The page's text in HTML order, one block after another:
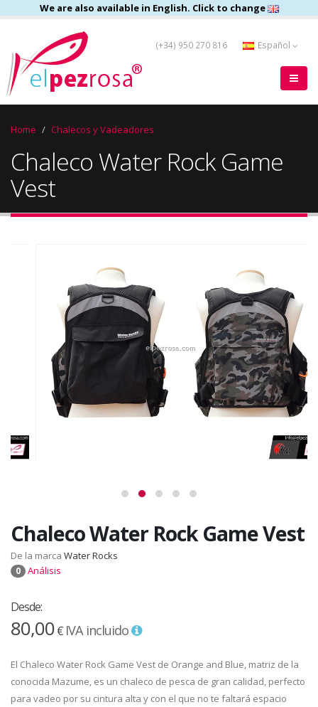
We are also available in English. Click to change
(+34) 950 270 816 Español
Home Chalecos y Vadeadores
Chaleco Water Rock Game
Vest
Chaleco Water Rock Game Vest
De la marca Water Rocks
0 Análisis
Desde:
80,00€ IVA incluido
El Chaleco Water Rock Game Vest de Orange and Blue, matriz de la
conocida Mazume, es un chaleco de pesca de gran calidad, perfecto
para vadeo por su cintura alta y con el que no te faltará espacio